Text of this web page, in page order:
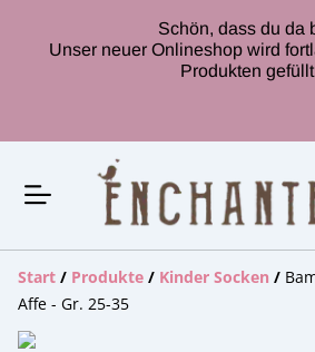
Schön, dass du da
Unser neuer Onlineshop wird
Produkten
Start / Produkte / Kinder Socken /
Affe - Gr. 25-35